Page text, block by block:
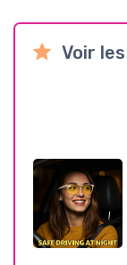
Voir